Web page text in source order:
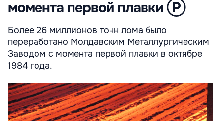
момента первой плавки Ⓟ
Более 26 миллионов тонн лома было
переработано Молдавским Металлургическим
Заводом с момента первой плавки в октябре
1984 года.